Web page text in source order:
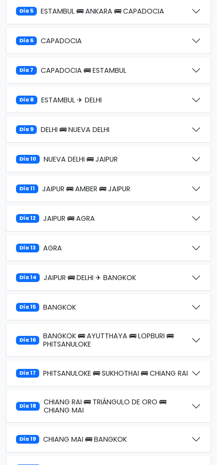
Día 5 ESTAMBUL 🚌 ANKARA 🚌 CAPADOCIA
Día 6 CAPADOCIA
Día 7 CAPADOCIA 🚌 ESTAMBUL
Día 8 ESTAMBUL ✈ DELHI
Día 9 DELHI 🚌 NUEVA DELHI
Día 10 NUEVA DELHI 🚌 JAIPUR
Día 11 JAIPUR 🚌 AMBER 🚌 JAIPUR
Día 12 JAIPUR 🚌 AGRA
Día 13 AGRA
Día 14 JAIPUR 🚌 DELHI ✈ BANGKOK
Día 15 BANGKOK
Día 16
BANGKOK 🚌 AYUTTHAYA 🚌 LOPBURI 🚌
PHITSANULOKE
Día 17 PHITSANULOKE 🚌 SUKHOTHAI 🚌 CHIANG RAI
Día 18
CHIANG RAI 🚌 TRIÁNGULO DE ORO 🚌
CHIANG MAI
Día 19 CHIANG MAI 🚌 BANGKOK